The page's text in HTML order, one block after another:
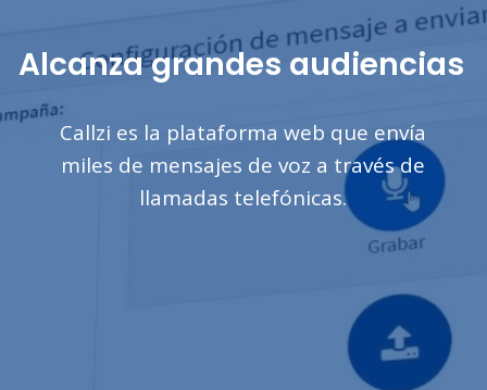
Alcanza grandes audiencias
Callzi es la plataforma web que envía
miles de mensajes de voz a través de
llamadas telefónicas.